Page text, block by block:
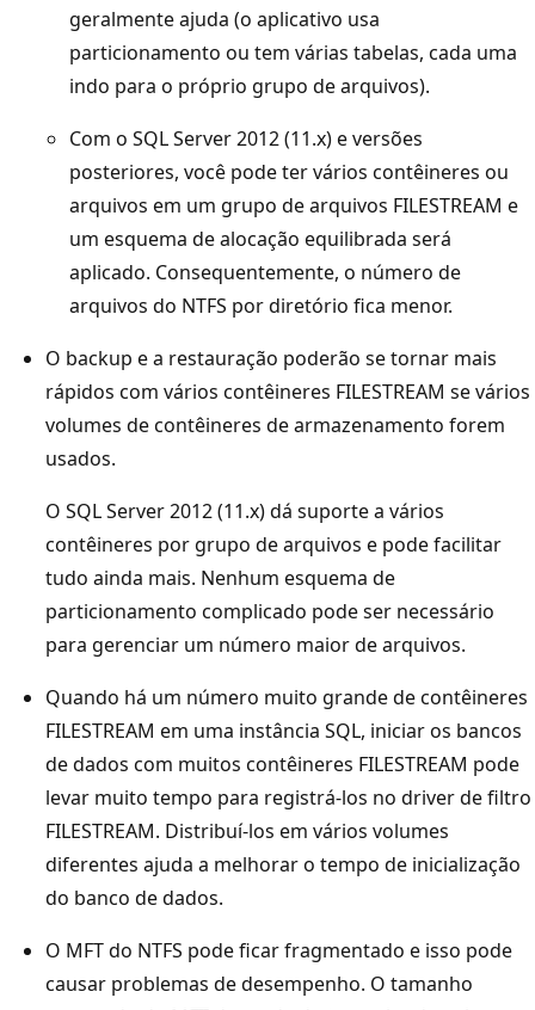
geralmente ajuda (o aplicativo usa
particionamento ou tem várias tabelas, cada uma
indo para o próprio grupo de arquivos).
Com o SQL Server 2012 (11.x) e versões
posteriores, você pode ter vários contêineres ou
arquivos em um grupo de arquivos FILESTREAM e
um esquema de alocação equilibrada será
aplicado. Consequentemente, o número de
arquivos do NTFS por diretório fica menor.
O backup e a restauração poderão se tornar mais
rápidos com vários contêineres FILESTREAM se vários
volumes de contêineres de armazenamento forem
usados.
O SQL Server 2012 (11.x) dá suporte a vários
contêineres por grupo de arquivos e pode facilitar
tudo ainda mais. Nenhum esquema de
particionamento complicado pode ser necessário
para gerenciar um número maior de arquivos.
Quando há um número muito grande de contêineres
FILESTREAM em uma instância SQL, iniciar os bancos
de dados com muitos contêineres FILESTREAM pode
levar muito tempo para registrá-los no driver de filtro
FILESTREAM. Distribuí-los em vários volumes
diferentes ajuda a melhorar o tempo de inicialização
do banco de dados.
O MFT do NTFS pode ficar fragmentado e isso pode
causar problemas de desempenho. O tamanho